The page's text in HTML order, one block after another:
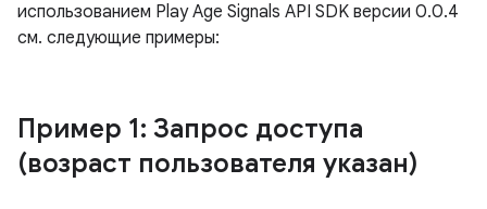
использованием Play Age Signals API SDK версии 0.0.4
см. следующие примеры:
Пример 1: Запрос доступа
(возраст пользователя указан)